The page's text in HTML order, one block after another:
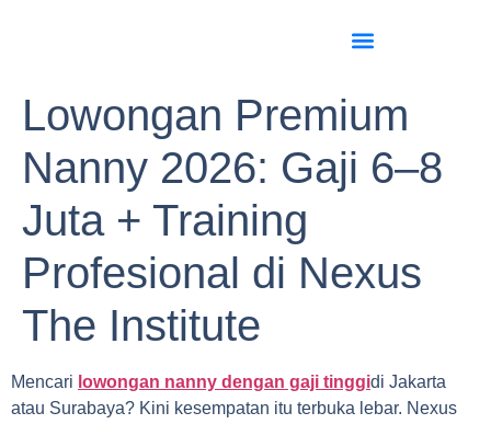
Lowongan Premium
Nanny 2026: Gaji 6–8
Juta + Training
Profesional di Nexus
The Institute
Mencari lowongan nanny dengan gaji tinggidi Jakarta
atau Surabaya? Kini kesempatan itu terbuka lebar. Nexus